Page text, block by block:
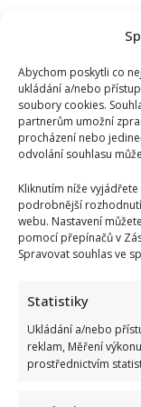
Abychom poskytli co
ukládání a/nebo
soubory cookies.
partnerům umožní
procházení nebo
odvolání souhlasu
Kliknutím níže
podrobnější
webu. Nastavení
pomocí přepínačů v
Spravovat souhlas ve
Statistiky
Ukládání a/nebo
reklam, Měření
prostřednictvím